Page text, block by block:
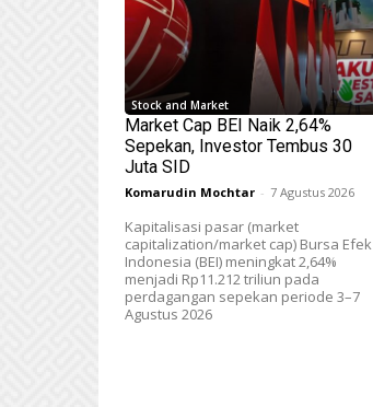
Stock and Market
Market Cap BEI Naik 2,64%
Sepekan, Investor Tembus 30
Juta SID
Komarudin Mochtar - 7 Agustus 2026
Kapitalisasi pasar (market
capitalization/market cap) Bursa Efek
Indonesia (BEI) meningkat 2,64%
menjadi Rp11.212 triliun pada
perdagangan sepekan periode 3–7
Agustus 2026